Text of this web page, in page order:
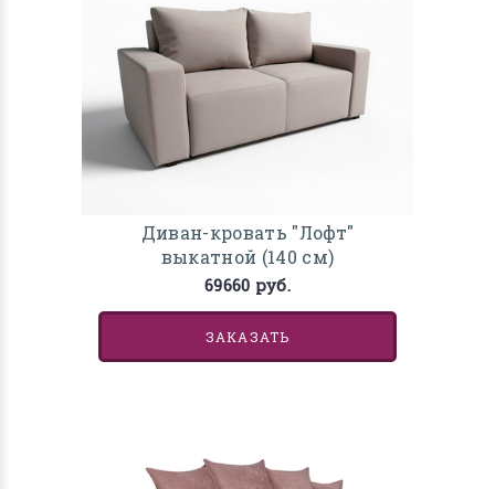
Диван-кровать "Лофт"
выкатной (140 см)
69660 руб.
ЗАКАЗАТЬ